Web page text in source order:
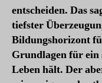
entscheiden. Das
tiefster
Bildungshorizont
Grundlagen für ein
Leben hält. Der